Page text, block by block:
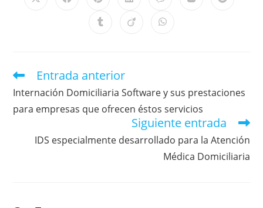
Entrada anterior
Internación Domiciliaria Software y sus prestaciones
para empresas que ofrecen éstos servicios
Siguiente entrada
IDS especialmente desarrollado para la Atención
Médica Domiciliaria